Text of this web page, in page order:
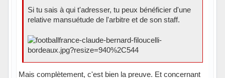
Si tu sais à qui t'adresser, tu peux bénéficier d'une
relative mansuétude de l'arbitre et de son staff.
Mais complètement, c'est bien la preuve. Et concernant